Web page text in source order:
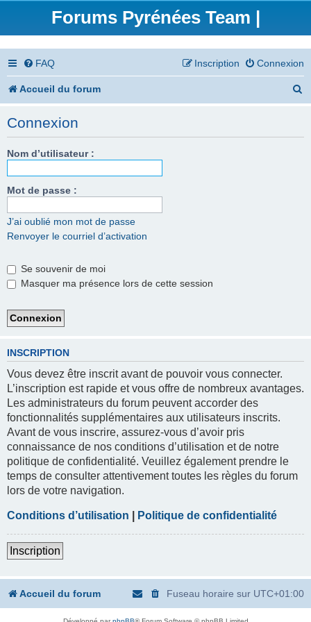
Forums Pyrénées Team |
FAQ Connexion
Inscription
Accueil du forum
Connexion
Nom d’utilisateur :
Mot de passe :
J’ai oublié mon mot de passe
Renvoyer le courriel d’activation
Se souvenir de moi
Masquer ma présence lors de cette session
INSCRIPTION
Vous devez être inscrit avant de pouvoir vous connecter.
L’inscription est rapide et vous offre de nombreux avantages.
Les administrateurs du forum peuvent accorder des
fonctionnalités supplémentaires aux utilisateurs inscrits.
Avant de vous inscrire, assurez-vous d’avoir pris
connaissance de nos conditions d’utilisation et de notre
politique de confidentialité. Veuillez également prendre le
temps de consulter attentivement toutes les règles du forum
lors de votre navigation.
Conditions d’utilisation Politique de confidentialité
Inscription
Accueil du forum Fuseau horaire sur UTC+01:00